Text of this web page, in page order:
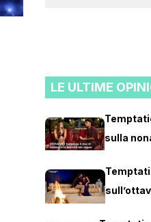
LE ULTIME
sulla